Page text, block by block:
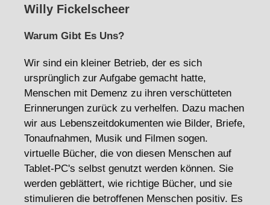
Willy Fickelscheer
Warum Gibt Es Uns?
Wir sind ein kleiner Betrieb, der es sich
ursprünglich zur Aufgabe gemacht hatte,
Menschen mit Demenz zu ihren verschütteten
Erinnerungen zurück zu verhelfen. Dazu machen
wir aus Lebenszeitdokumenten wie Bilder, Briefe,
Tonaufnahmen, Musik und Filmen sogen.
virtuelle Bücher, die von diesen Menschen auf
Tablet-PC's selbst genutzt werden können. Sie
werden geblättert, wie richtige Bücher, und sie
stimulieren die betroffenen Menschen positiv. Es